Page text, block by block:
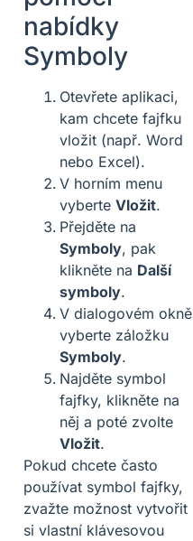
nabídky
Symboly
Otevřete aplikaci,
kam chcete fajfku
vložit (např. Word
nebo Excel).
V horním menu
vyberte Vložit.
Přejděte na
Symboly, pak
klikněte na Další
symboly.
V dialogovém okně
vyberte záložku
Symboly.
Najděte symbol
fajfky, klikněte na
něj a poté zvolte
Vložit.
Pokud chcete často
používat symbol fajfky,
zvažte možnost vytvořit
si vlastní klávesovou